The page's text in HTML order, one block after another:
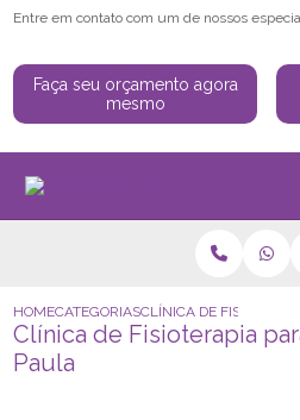
Entre em contato com um de nossos
Faça seu orçamento agora
mesmo
HOMECATEGORIASCLÍNICA DE
Clínica de Fisioterapia
Paula